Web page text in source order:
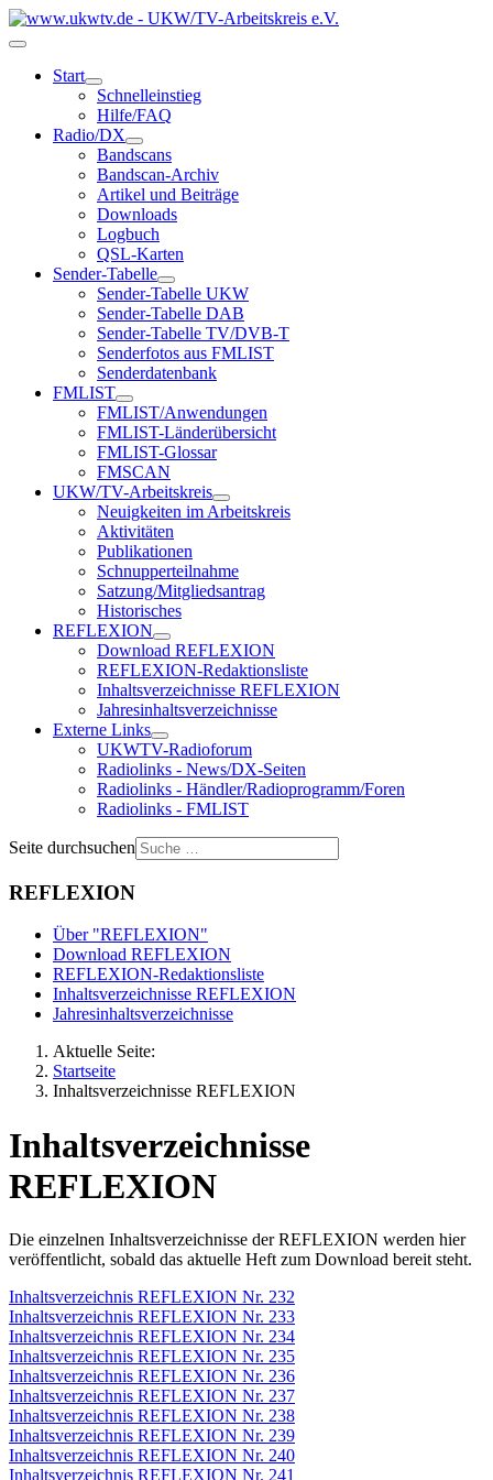
Start
Schnelleinstieg
Hilfe/FAQ
Radio/DX
Bandscans
Bandscan-Archiv
Artikel und Beiträge
Downloads
Logbuch
QSL-Karten
Sender-Tabelle
Sender-Tabelle UKW
Sender-Tabelle DAB
Sender-Tabelle TV/DVB-T
Senderfotos aus FMLIST
Senderdatenbank
FMLIST
FMLIST/Anwendungen
FMLIST-Länderübersicht
FMLIST-Glossar
FMSCAN
UKW/TV-Arbeitskreis
Neuigkeiten im Arbeitskreis
Aktivitäten
Publikationen
Schnupperteilnahme
Satzung/Mitgliedsantrag
Historisches
REFLEXION
Download REFLEXION
REFLEXION-Redaktionsliste
Inhaltsverzeichnisse REFLEXION
Jahresinhaltsverzeichnisse
Externe Links
UKWTV-Radioforum
Radiolinks - News/DX-Seiten
Radiolinks - Händler/Radioprogramm/Foren
Radiolinks - FMLIST
Seite durchsuchen
REFLEXION
Über "REFLEXION"
Download REFLEXION
REFLEXION-Redaktionsliste
Inhaltsverzeichnisse REFLEXION
Jahresinhaltsverzeichnisse
Aktuelle Seite:
Startseite
Inhaltsverzeichnisse REFLEXION
Inhaltsverzeichnisse
REFLEXION
Die einzelnen Inhaltsverzeichnisse der REFLEXION werden hier
veröffentlicht, sobald das aktuelle Heft zum Download bereit steht.
Inhaltsverzeichnis REFLEXION Nr. 232
Inhaltsverzeichnis REFLEXION Nr. 233
Inhaltsverzeichnis REFLEXION Nr. 234
Inhaltsverzeichnis REFLEXION Nr. 235
Inhaltsverzeichnis REFLEXION Nr. 236
Inhaltsverzeichnis REFLEXION Nr. 237
Inhaltsverzeichnis REFLEXION Nr. 238
Inhaltsverzeichnis REFLEXION Nr. 239
Inhaltsverzeichnis REFLEXION Nr. 240
Inhaltsverzeichnis REFLEXION Nr. 241